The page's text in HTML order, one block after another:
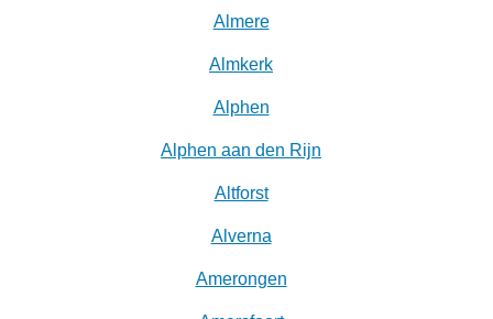
Almere
Almkerk
Alphen
Alphen aan den Rijn
Altforst
Alverna
Amerongen